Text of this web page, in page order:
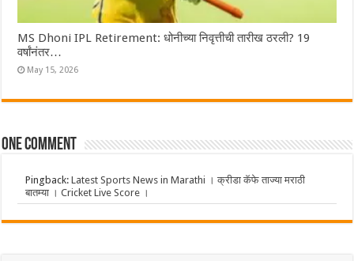
MS Dhoni IPL Retirement: धोनीच्या निवृत्तीची तारीख ठरली? 19
वर्षांनंतर…
May 15, 2026
One comment
Pingback:Latest Sports News in Marathi । क्रीडा कॅफे ताज्या मराठी
बातम्या । Cricket Live Score ।